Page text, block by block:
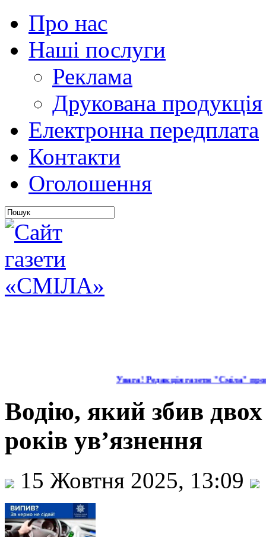
Про нас
Наші послуги
Реклама
Друкована продукція
Електронна передплата
Контакти
Оголошення
Увага! Редакція газети "Сміла"
Водію, який збив
років ув’язнення
15 Жовтня 2025, 13:09